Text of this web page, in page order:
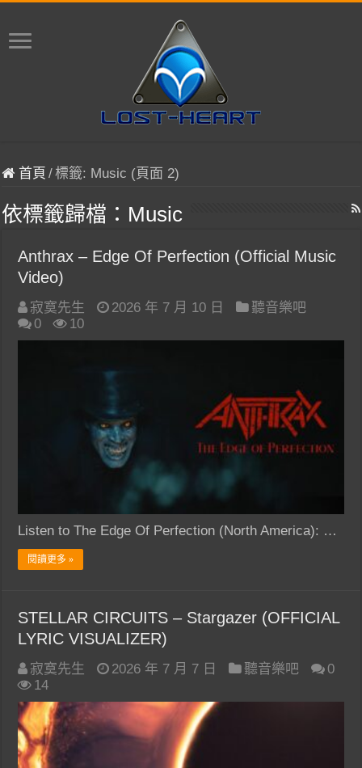
首頁 /標籤: Music (頁面 2)
依標籤歸檔： Music
Anthrax – Edge Of Perfection (Official Music
Video)
寂寞先生 2026 年 7 月 10 日
聽音樂吧
0
10
Listen to The Edge Of Perfection (North America): …
閱讀更多 »
STELLAR CIRCUITS – Stargazer (OFFICIAL
LYRIC VISUALIZER)
寂寞先生 2026 年 7 月 7 日 聽音樂吧
0
14